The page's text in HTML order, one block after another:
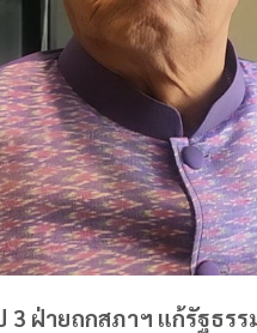
ฝ่าย​ถกสภาฯ แก้รัฐธร